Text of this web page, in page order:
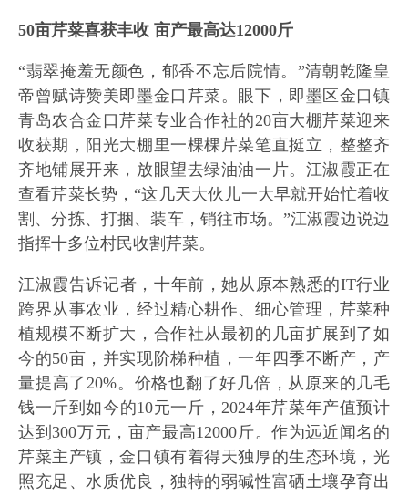
50亩芹菜喜获丰收 亩产最高达12000斤
“翡翠掩羞无颜色，郁香不忘后院情。”清朝乾隆皇
帝曾赋诗赞美即墨金口芹菜。眼下，即墨区金口镇
青岛农合金口芹菜专业合作社的20亩大棚芹菜迎来
收获期，阳光大棚里一棵棵芹菜笔直挺立，整整齐
齐地铺展开来，放眼望去绿油油一片。江淑霞正在
查看芹菜长势，“这几天大伙儿一大早就开始忙着收
割、分拣、打捆、装车，销往市场。”江淑霞边说边
指挥十多位村民收割芹菜。
江淑霞告诉记者，十年前，她从原本熟悉的IT行业
跨界从事农业，经过精心耕作、细心管理，芹菜种
植规模不断扩大，合作社从最初的几亩扩展到了如
今的50亩，并实现阶梯种植，一年四季不断产，产
量提高了20%。价格也翻了好几倍，从原来的几毛
钱一斤到如今的10元一斤，2024年芹菜年产值预计
达到300万元，亩产最高12000斤。作为远近闻名的
芹菜主产镇，金口镇有着得天独厚的生态环境，光
照充足、水质优良，独特的弱碱性富硒土壤孕育出